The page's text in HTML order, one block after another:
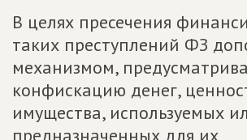
В целях пресечения
таких преступлений ФЗ
механизмом,
конфискацию денег,
имущества, используемых
предназначенных для их